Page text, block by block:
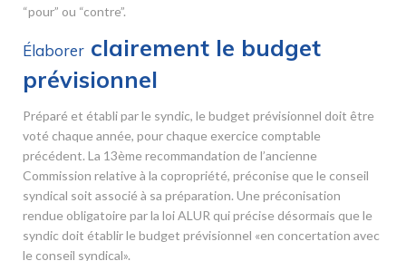
“pour” ou “contre”.
Élaborer clairement le budget
prévisionnel
Préparé et établi par le syndic, le budget prévisionnel doit être
voté chaque année, pour chaque exercice comptable
précédent. La 13ème recommandation de l’ancienne
Commission relative à la copropriété, préconise que le conseil
syndical soit associé à sa préparation. Une préconisation
rendue obligatoire par la loi ALUR qui précise désormais que le
syndic doit établir le budget prévisionnel «en concertation avec
le conseil syndical».